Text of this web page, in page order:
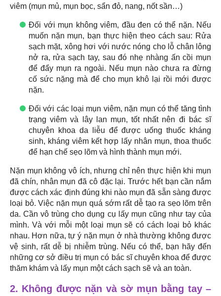
viêm (mụn mủ, mụn bọc, sẩn đỏ, nang, nốt sần…)
Đối với mụn không viêm, đầu đen có thể nặn. Nếu
muốn nặn mụn, bạn thực hiện theo cách sau: Rửa
sạch mặt, xông hơi với nước nóng cho lỗ chân lông
nở ra, rửa sạch tay, sau đó nhẹ nhàng ấn cồi mụn
để đẩy mụn ra ngoài. Nếu mụn nào chưa ra đừng
cố sức nặng mà để cho mụn khô lại rồi mới được
nặn.
Đối với các loại mụn viêm, nặn mụn có thể tăng tình
trạng viêm và lây lan mụn, tốt nhất nên đi bác sĩ
chuyên khoa da liễu để được uống thuốc kháng
sinh, kháng viêm kết hợp lấy nhân mụn, thoa thuốc
để hạn chế sẹo lõm và hình thành mụn mới.
Nặn mụn không vô ích, nhưng chỉ nên thực hiện khi mụn
đã chín, nhân mụn đã cô đặc lại. Trước hết bạn cần nắm
được cách xác định đúng khi nào mụn đã sẵn sàng được
loại bỏ. Việc nặn mụn quá sớm rất dễ tạo ra sẹo lõm trên
da. Cần vô trùng cho dụng cụ lấy mụn cũng như tay của
mình. Và với mỗi một loại mụn sẽ có cách loại bỏ khác
nhau. Hơn nữa, tự ý nặn mụn ở nhà thường không được
vệ sinh, rất dễ bị nhiễm trùng. Nếu có thể, bạn hãy đến
những cơ sở điều trị mụn có bác sĩ chuyên khoa để được
thăm khám và lấy mụn một cách sạch sẽ và an toàn.
2. Không được nặn và sờ mụn bằng tay –